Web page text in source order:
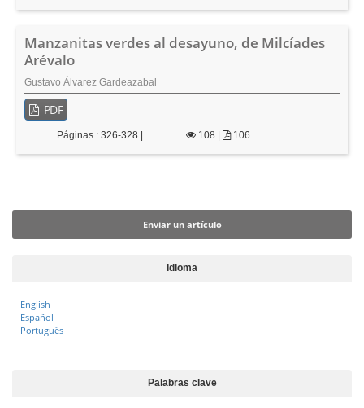
Manzanitas verdes al desayuno, de Milcíades
Arévalo
Gustavo Álvarez Gardeazabal
PDF
Páginas : 326-328 | 108| 106
Enviar un artículo
Idioma
English
Español
Português
Palabras clave